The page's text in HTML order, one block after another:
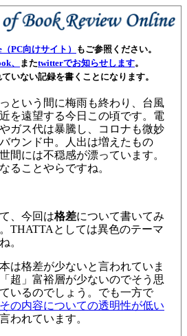
PC向けサイト）
もご参照ください。
、
またtwitterでお知らせします。
いない記録を書くことになります。
という間に梅雨も終わり、台風
を遠望する今日この頃です。電
ガス代は暴騰し、コロナも微妙
ウンド中。人出は増えたもの
間には不穏感が漂っています。
ることやらですね。
、今回は格差について書いてみ
THATTAとしては異色のテーマ
。
は格差が少ないと言われていま
超」富裕層が少ないのでそう思
いるのでしょう。でも一方で
その内容についての透明性が低い
われています。